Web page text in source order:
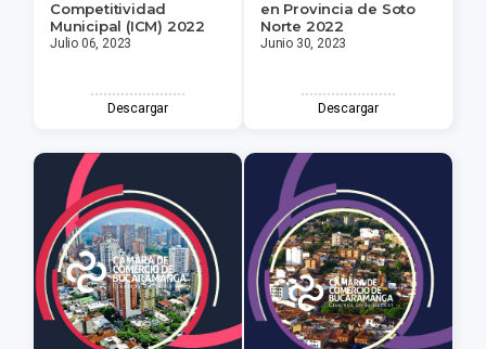
Competitividad
Municipal (ICM) 2022
Julio 06, 2023
Descargar
en Provincia de Soto
Norte 2022
Junio 30, 2023
Descargar